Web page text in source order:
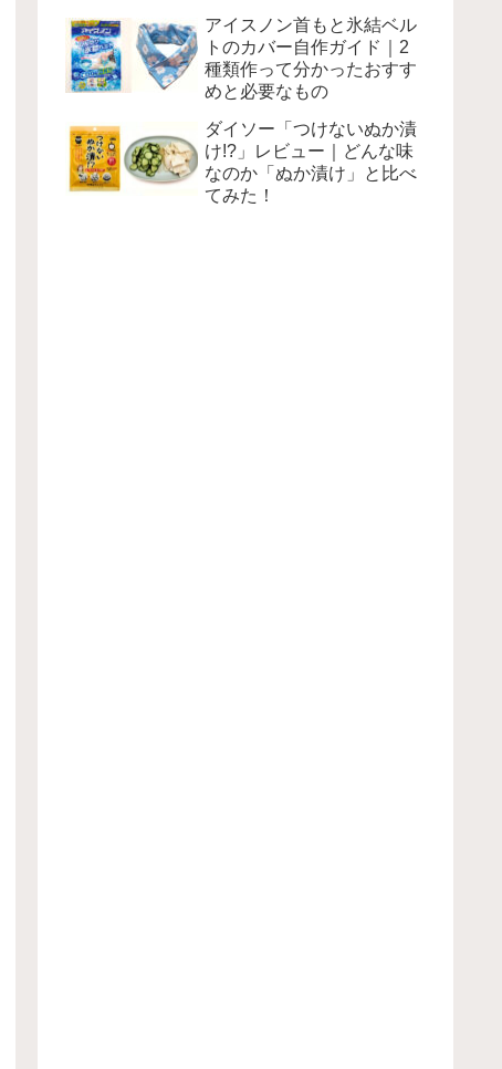
アイスノン首もと氷結ベル
トのカバー自作ガイド｜2
種類作って分かったおすす
めと必要なもの
ダイソー「つけないぬか漬
け!?」レビュー｜どんな味
なのか「ぬか漬け」と比べ
てみた！